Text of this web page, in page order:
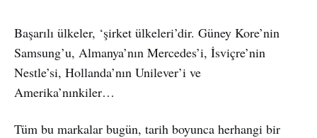
Başarılı ülkeler, ‘şirket ülkeleri’dir. Güney Kore’nin
Samsung’u, Almanya’nın Mercedes’i, İsviçre’nin
Nestle’si, Hollanda’nın Unilever’i ve
Amerika’nınkiler…
Tüm bu markalar bugün, tarih boyunca herhangi bir